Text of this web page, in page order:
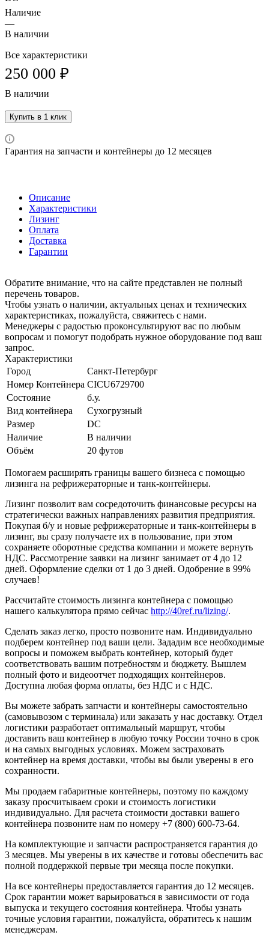
Наличие
—
В наличии
Все характеристики
250 000 ₽
В наличии
Купить в 1 клик
Гарантия на запчасти и контейнеры до 12 месяцев
Описание
Характеристики
Лизинг
Оплата
Доставка
Гарантии
Обратите внимание, что на сайте представлен не полный
перечень товаров.
Чтобы узнать о наличии, актуальных ценах и технических
характеристиках, пожалуйста, свяжитесь с нами.
Менеджеры с радостью проконсультируют вас по любым
вопросам и помогут подобрать нужное оборудование под ваш
запрос.
Характеристики
Город
Санкт-Петербург
Номер Контейнера CICU6729700
Состояние
б.у.
Вид контейнера
Сухогрузный
Размер
DC
Наличие
В наличии
Объём
20 футов
Помогаем расширять границы вашего бизнеса с помощью
лизинга на рефрижераторные и танк-контейнеры.
Лизинг позволит вам сосредоточить финансовые ресурсы на
стратегически важных направлениях развития предприятия.
Покупая б/у и новые рефрижераторные и танк-контейнеры в
лизинг, вы сразу получаете их в пользование, при этом
сохраняете оборотные средства компании и можете вернуть
НДС. Рассмотрение заявки на лизинг занимает от 4 до 12
дней. Оформление сделки от 1 до 3 дней. Одобрение в 99%
случаев!
Рассчитайте стоимость лизинга контейнера с помощью
нашего калькулятора прямо сейчас http://40ref.ru/lizing/.
Сделать заказ легко, просто позвоните нам. Индивидуально
подберем контейнер под ваши цели. Зададим все необходимые
вопросы и поможем выбрать контейнер, который будет
соответствовать вашим потребностям и бюджету. Вышлем
полный фото и видеоотчет подходящих контейнеров.
Доступна любая форма оплаты, без НДС и с НДС.
Вы можете забрать запчасти и контейнеры самостоятельно
(самовывозом с терминала) или заказать у нас доставку. Отдел
логистики разработает оптимальный маршрут, чтобы
доставить ваш контейнер в любую точку России точно в срок
и на самых выгодных условиях. Можем застраховать
контейнер на время доставки, чтобы вы были уверены в его
сохранности.
Мы продаем габаритные контейнеры, поэтому по каждому
заказу просчитываем сроки и стоимость логистики
индивидуально. Для расчета стоимости доставки вашего
контейнера позвоните нам по номеру +7 (800) 600-73-64.
На комплектующие и запчасти распространяется гарантия до
3 месяцев. Мы уверены в их качестве и готовы обеспечить вас
полной поддержкой первые три месяца после покупки.
На все контейнеры предоставляется гарантия до 12 месяцев.
Срок гарантии может варьироваться в зависимости от года
выпуска и текущего состояния контейнера. Чтобы узнать
точные условия гарантии, пожалуйста, обратитесь к нашим
менеджерам.